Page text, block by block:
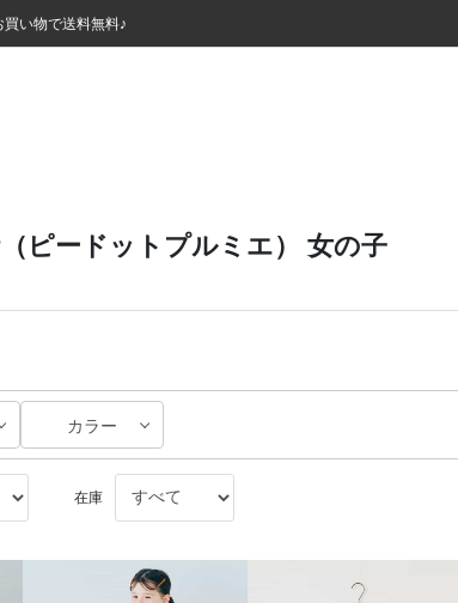
い物で送料無料♪
)お昼12:59まで！！
い物で送料無料♪
)お昼12:59まで！！
ピードットプルミエ） 女の子
カラー
在庫